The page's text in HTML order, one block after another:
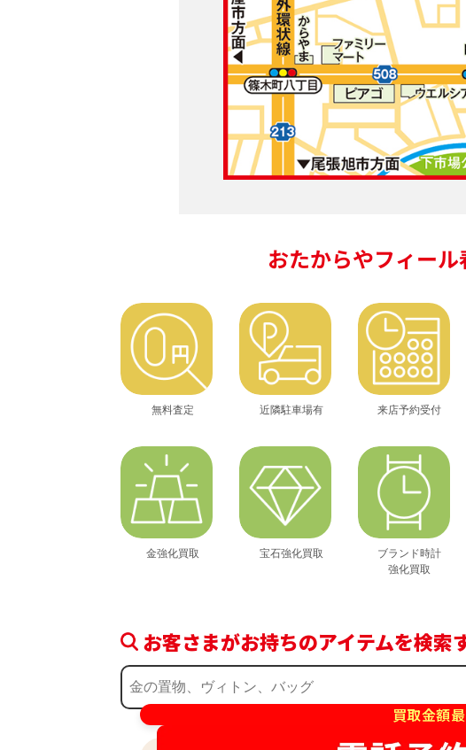
おたからやフィー
無料査定 近隣駐車場有 来店予約受付
金強化買取 宝石強化買取
ブランド時計
強化買取
お客さまがお持ちのアイテムを検索
買取金額